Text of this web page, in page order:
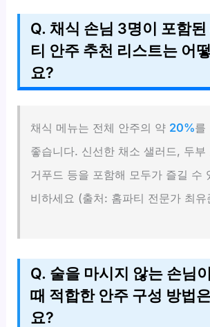
Q. 채식 손님 3명이 포함
티 안주 추천 리스트는 어
요?
채식 메뉴는 전체 안주의 약 20%를
좋습니다. 신선한 채소 샐러드, 두부
거푸드 등을 포함해 모두가 즐길 수
비하세요 (출처: 홈파티 전문가 최
Q. 술을 마시지 않는 손님
때 적합한 안주 구성 방법
요?